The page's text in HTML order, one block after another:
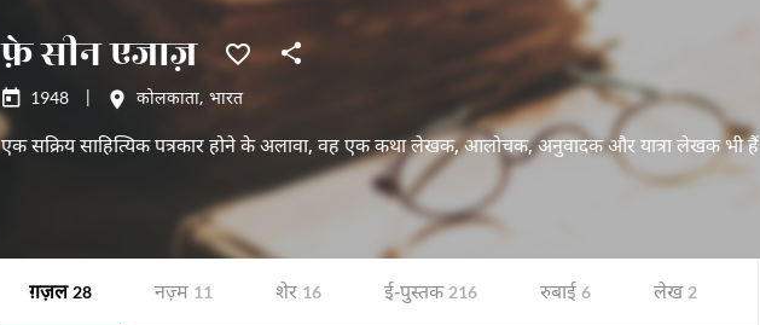
फ़े सीन एजाज़
1948 कोलकाता, भारत
एक सक्रिय साहित्यिक पत्रकार होने के अलावा, वह एक कथा लेखक, आलोचक, अनुवादक और यात्रा लेखक भी हैं
ग़ज़ल 28 नज़्म 11 शेर 16 ई-पुस्तक 216 रुबाई 6 लेख 2